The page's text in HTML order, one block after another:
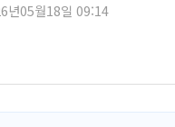
년05월18일 09:14